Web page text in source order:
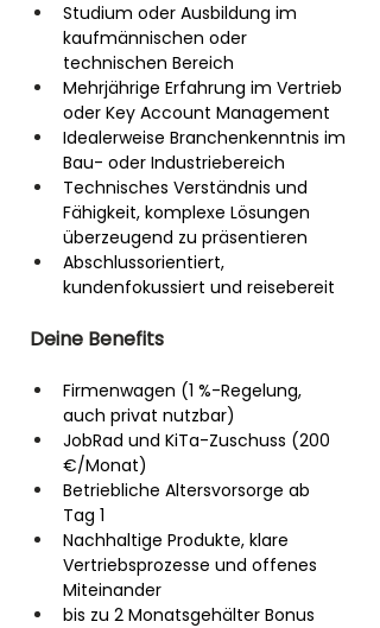
Studium oder Ausbildung im
kaufmännischen oder
technischen Bereich
Mehrjährige Erfahrung im Vertrieb
oder Key Account Management
Idealerweise Branchenkenntnis im
Bau- oder Industriebereich
Technisches Verständnis und
Fähigkeit, komplexe Lösungen
überzeugend zu präsentieren
Abschlussorientiert,
kundenfokussiert und reisebereit
Deine Benefits
Firmenwagen (1 %-Regelung,
auch privat nutzbar)
JobRad und KiTa-Zuschuss (200
€/Monat)
Betriebliche Altersvorsorge ab
Tag 1
Nachhaltige Produkte, klare
Vertriebsprozesse und offenes
Miteinander
bis zu 2 Monatsgehälter Bonus